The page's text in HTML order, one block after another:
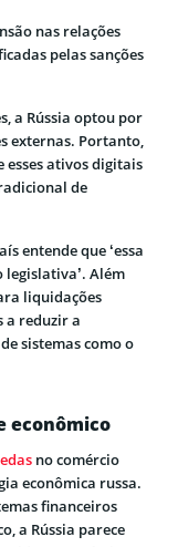
nas relações
pelas sanções
a Rússia optou por
externas. Portanto,
esses ativos digitais
de
entende que ‘essa
legislativa’. Além
liquidações
a reduzir a
sistemas como o
econômico
no comércio
econômica russa.
financeiros
a Rússia parece